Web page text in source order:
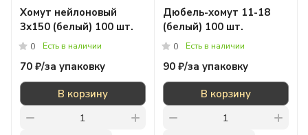
Xомут нейлоновый
3х150 (белый) 100 шт.
0 Есть в наличии
70 ₽/за упаковку
В корзину
Дюбель-хомут 11-18
(белый) 100 шт.
0 Есть в наличии
90 ₽/за упаковку
В корзину